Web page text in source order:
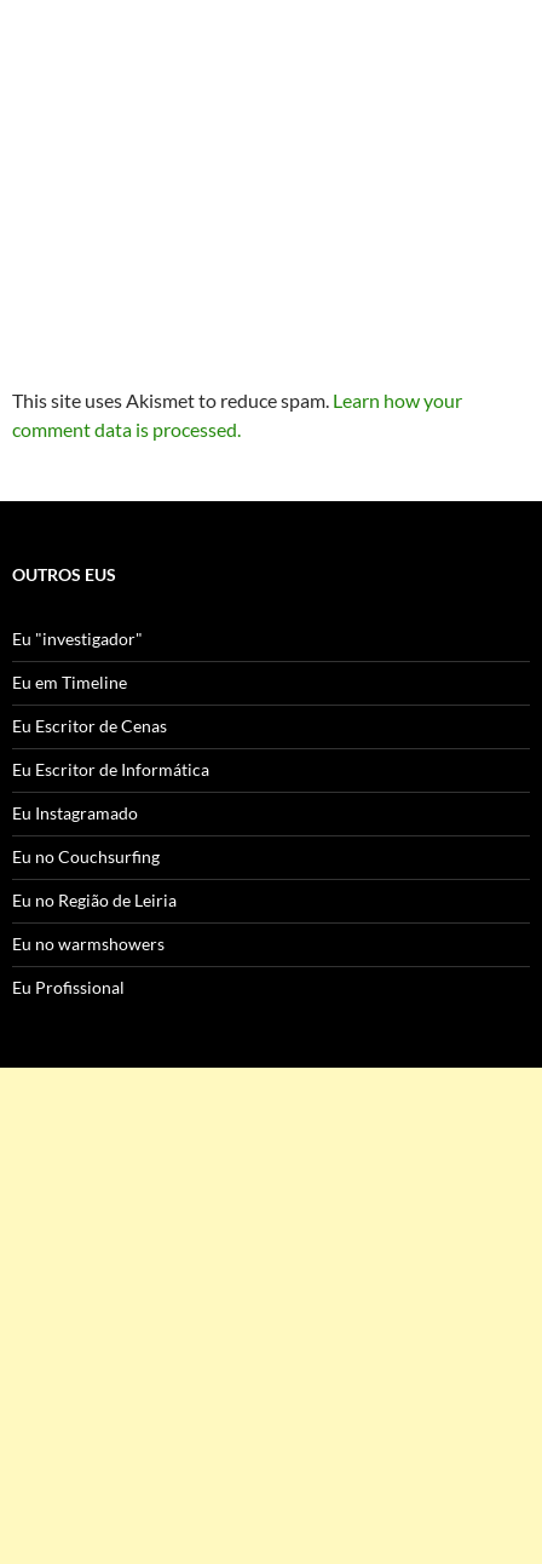
This site uses Akismet to reduce spam. Learn how your
comment data is processed.
OUTROS EUS
Eu "investigador"
Eu em Timeline
Eu Escritor de Cenas
Eu Escritor de Informática
Eu Instagramado
Eu no Couchsurfing
Eu no Região de Leiria
Eu no warmshowers
Eu Profissional